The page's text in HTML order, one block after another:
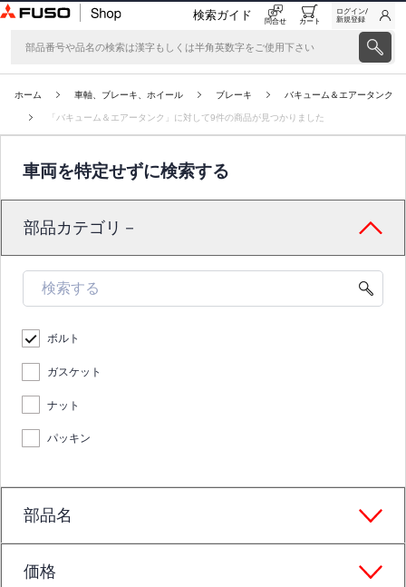
検索ガイド 問合せ カート
ログイン/
新規登録
ホーム 車軸、ブレーキ、ホイール ブレーキ バキューム＆エアータンク
「バキューム＆エアータンク」に対して9件の商品が見つかりました
車両を特定せずに検索する
部品カテゴリ－
ボルト
ガスケット
ナット
パッキン
部品名
価格